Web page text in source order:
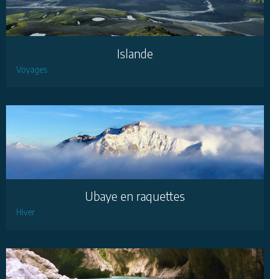
Islande
Voyages
Ubaye en raquettes
Hiver